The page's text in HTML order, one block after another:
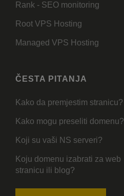
Rank - SEO monitoring
Root VPS Hosting
Managed VPS Hosting
ČESTA PITANJA
Kako da premjestim stranicu?
Kako mogu preseliti domenu?
Koji su vaši NS serveri?
Koju domenu izabrati za web
stranicu ili blog?